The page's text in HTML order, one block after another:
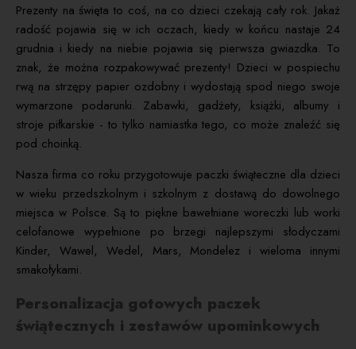
Prezenty na święta to coś, na co dzieci czekają cały rok. Jakaż
radość pojawia się w ich oczach, kiedy w końcu nastaje 24
grudnia i kiedy na niebie pojawia się pierwsza gwiazdka. To
znak, że można rozpakowywać prezenty! Dzieci w pospiechu
rwą na strzępy papier ozdobny i wydostają spod niego swoje
wymarzone podarunki. Zabawki, gadżety, książki, albumy i
stroje piłkarskie - to tylko namiastka tego, co może znaleźć się
pod choinką.
Nasza firma co roku przygotowuje paczki świąteczne dla dzieci
w wieku przedszkolnym i szkolnym z dostawą do dowolnego
miejsca w Polsce. Są to piękne bawełniane woreczki lub worki
celofanowe wypełnione po brzegi najlepszymi słodyczami
Kinder, Wawel, Wedel, Mars, Mondelez i wieloma innymi
smakołykami.
Personalizacja gotowych paczek
świątecznych i zestawów upominkowych